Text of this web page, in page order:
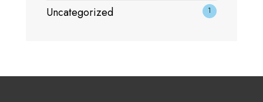
Uncategorized 1